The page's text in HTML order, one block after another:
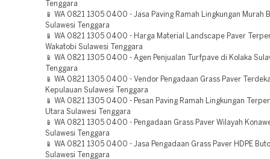
Tenggara
📱 WA 0821 1305 0400 - Jasa Paving Ramah Lingkungan Murah
Sulawesi Tenggara
📱 WA 0821 1305 0400 - Harga Material Landscape Paver
Wakatobi Sulawesi Tenggara
📱 WA 0821 1305 0400 - Agen Penjualan Turfpave di Kolaka
Tenggara
📱 WA 0821 1305 0400 - Vendor Pengadaan Grass Paver
Kepulauan Sulawesi Tenggara
📱 WA 0821 1305 0400 - Pesan Paving Ramah Lingkungan
Utara Sulawesi Tenggara
📱 WA 0821 1305 0400 - Pengadaan Grass Paver Wilayah
Sulawesi Tenggara
📱 WA 0821 1305 0400 - Jasa Pengadaan Grass Paver HDPE
Sulawesi Tenggara